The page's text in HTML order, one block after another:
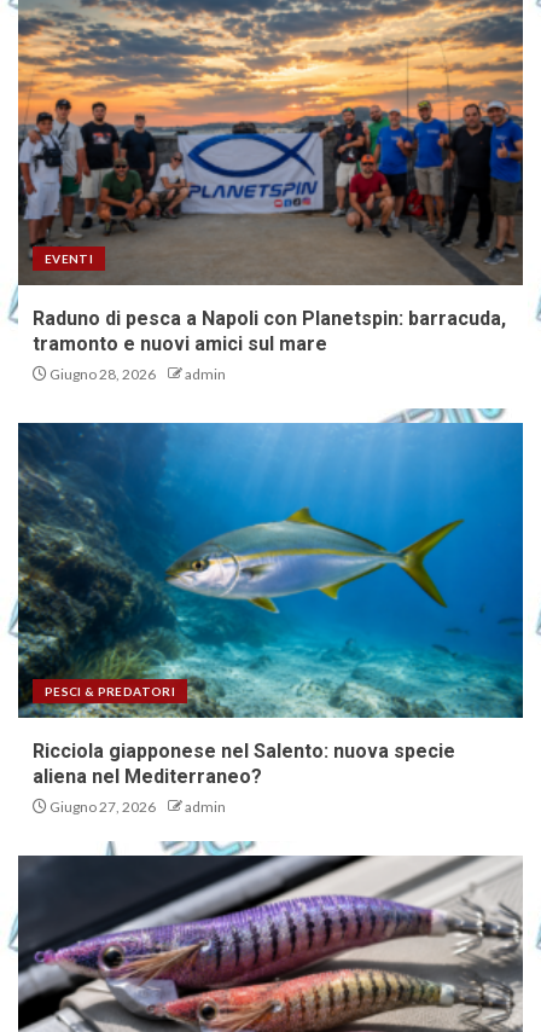
EVENTI
Raduno di pesca a Napoli con Planetspin: barracuda,
tramonto e nuovi amici sul mare
Giugno 28, 2026 admin
PESCI & PREDATORI
Ricciola giapponese nel Salento: nuova specie
aliena nel Mediterraneo?
Giugno 27, 2026 admin